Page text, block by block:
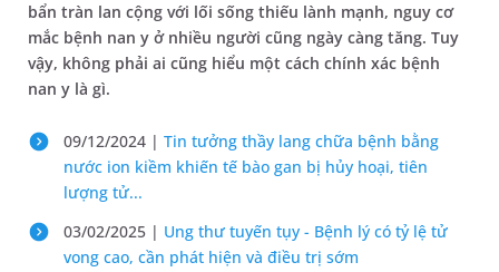
bẩn tràn lan cộng với lối sống thiếu lành mạnh, nguy cơ
mắc bệnh nan y ở nhiều người cũng ngày càng tăng. Tuy
vậy, không phải ai cũng hiểu một cách chính xác bệnh
nan y là gì.
09/12/2024 | Tin tưởng thầy lang chữa bệnh bằng
nước ion kiềm khiến tế bào gan bị hủy hoại, tiên
lượng tử...
03/02/2025 | Ung thư tuyến tụy - Bệnh lý có tỷ lệ tử
vong cao, cần phát hiện và điều trị sớm